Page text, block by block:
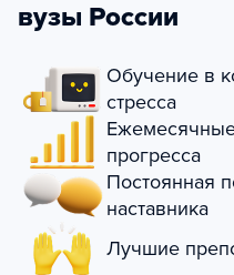
вузы России
Обучение в
стресса
прогресса
Постоянная
наставника
Лучшие